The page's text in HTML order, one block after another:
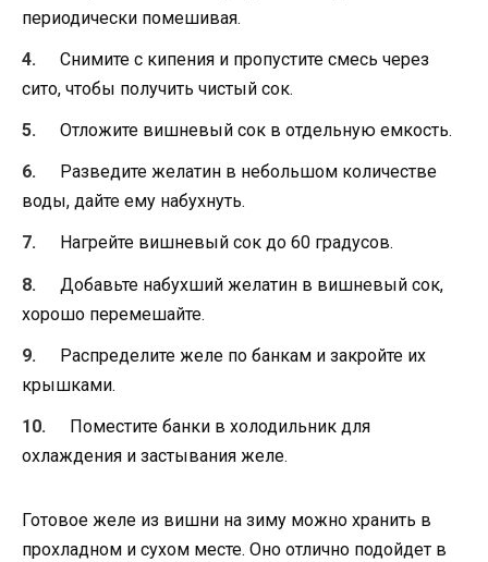
периодически помешивая.
Снимите с кипения и пропустите смесь через
сито, чтобы получить чистый сок.
Отложите вишневый сок в отдельную емкость.
Разведите желатин в небольшом количестве
воды, дайте ему набухнуть.
Нагрейте вишневый сок до 60 градусов.
Добавьте набухший желатин в вишневый сок,
хорошо перемешайте.
Распределите желе по банкам и закройте их
крышками.
Поместите банки в холодильник для
охлаждения и застывания желе.
Готовое желе из вишни на зиму можно хранить в
прохладном и сухом месте. Оно отлично подойдет в